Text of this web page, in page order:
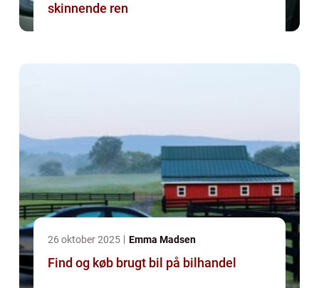
skinnende ren
26 oktober 2025 Emma Madsen
Find og køb brugt bil på bilhandel